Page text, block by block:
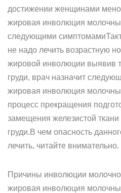
достижении женщинами
жировая инволюция
следующими
не надо лечить возрастную
жировой инволюции выявив
груди, врач назначит
жировая инволюция
процесс прекращения
замещения железистой
груди.В чем опасность
лечить, читайте внимательно.
Причины инволюции
жировая инволюция